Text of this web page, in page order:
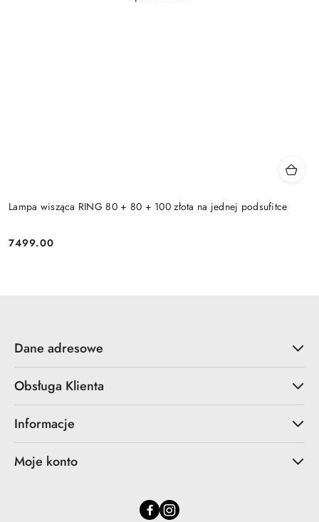
Lampa wisząca RING 80 + 80 + 100 złota na jednej podsufitce
Cena:
7499.00
Dane adresowe
Obsługa Klienta
Informacje
Moje konto